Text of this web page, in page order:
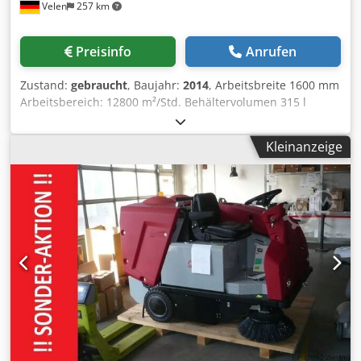
80L Filterfläche 5,2 m² Ladezeit 3,5 bis 4 Stunden
1,25 x 1,25 Meter
Velen 257 km
Preisinfo Anrufen
Zustand: gebraucht, Baujahr: 2014, Arbeitsbreite 1600 mm
Arbeitsbereich: 12800 m²/Std. Behältervolumen 315 l
Batterie 48 / 375 V / Ah Betriebsstunden abgelesen 742 h
Maschinengewicht ca. 1,5 t Raumbedarf ca. 2,2 x 1,4 x 1,5
m Aufsitzkehrmaschine - inkl. Ladegerät - Kehrgutbehälter
315 liter Dcjdpfx Ajzip Iasnuok
Kleinanzeige